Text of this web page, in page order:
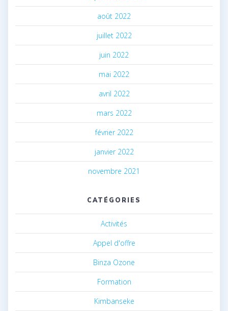
août 2022
juillet 2022
juin 2022
mai 2022
avril 2022
mars 2022
février 2022
janvier 2022
novembre 2021
CATÉGORIES
Activités
Appel d'offre
Binza Ozone
Formation
Kimbanseke